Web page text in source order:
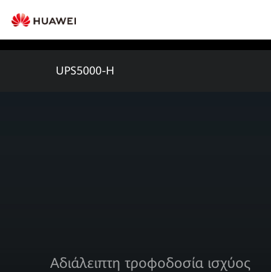
UPS5000-H
Αδιάλειπτη τροφοδοσία ισχύος